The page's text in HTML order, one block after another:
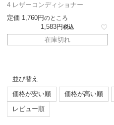
4 レザーコンディショナー
定価 1,760 のところ
1,583 税込
在庫切れ
並び替え
価格が安い順
価格が高い順
レビュー順